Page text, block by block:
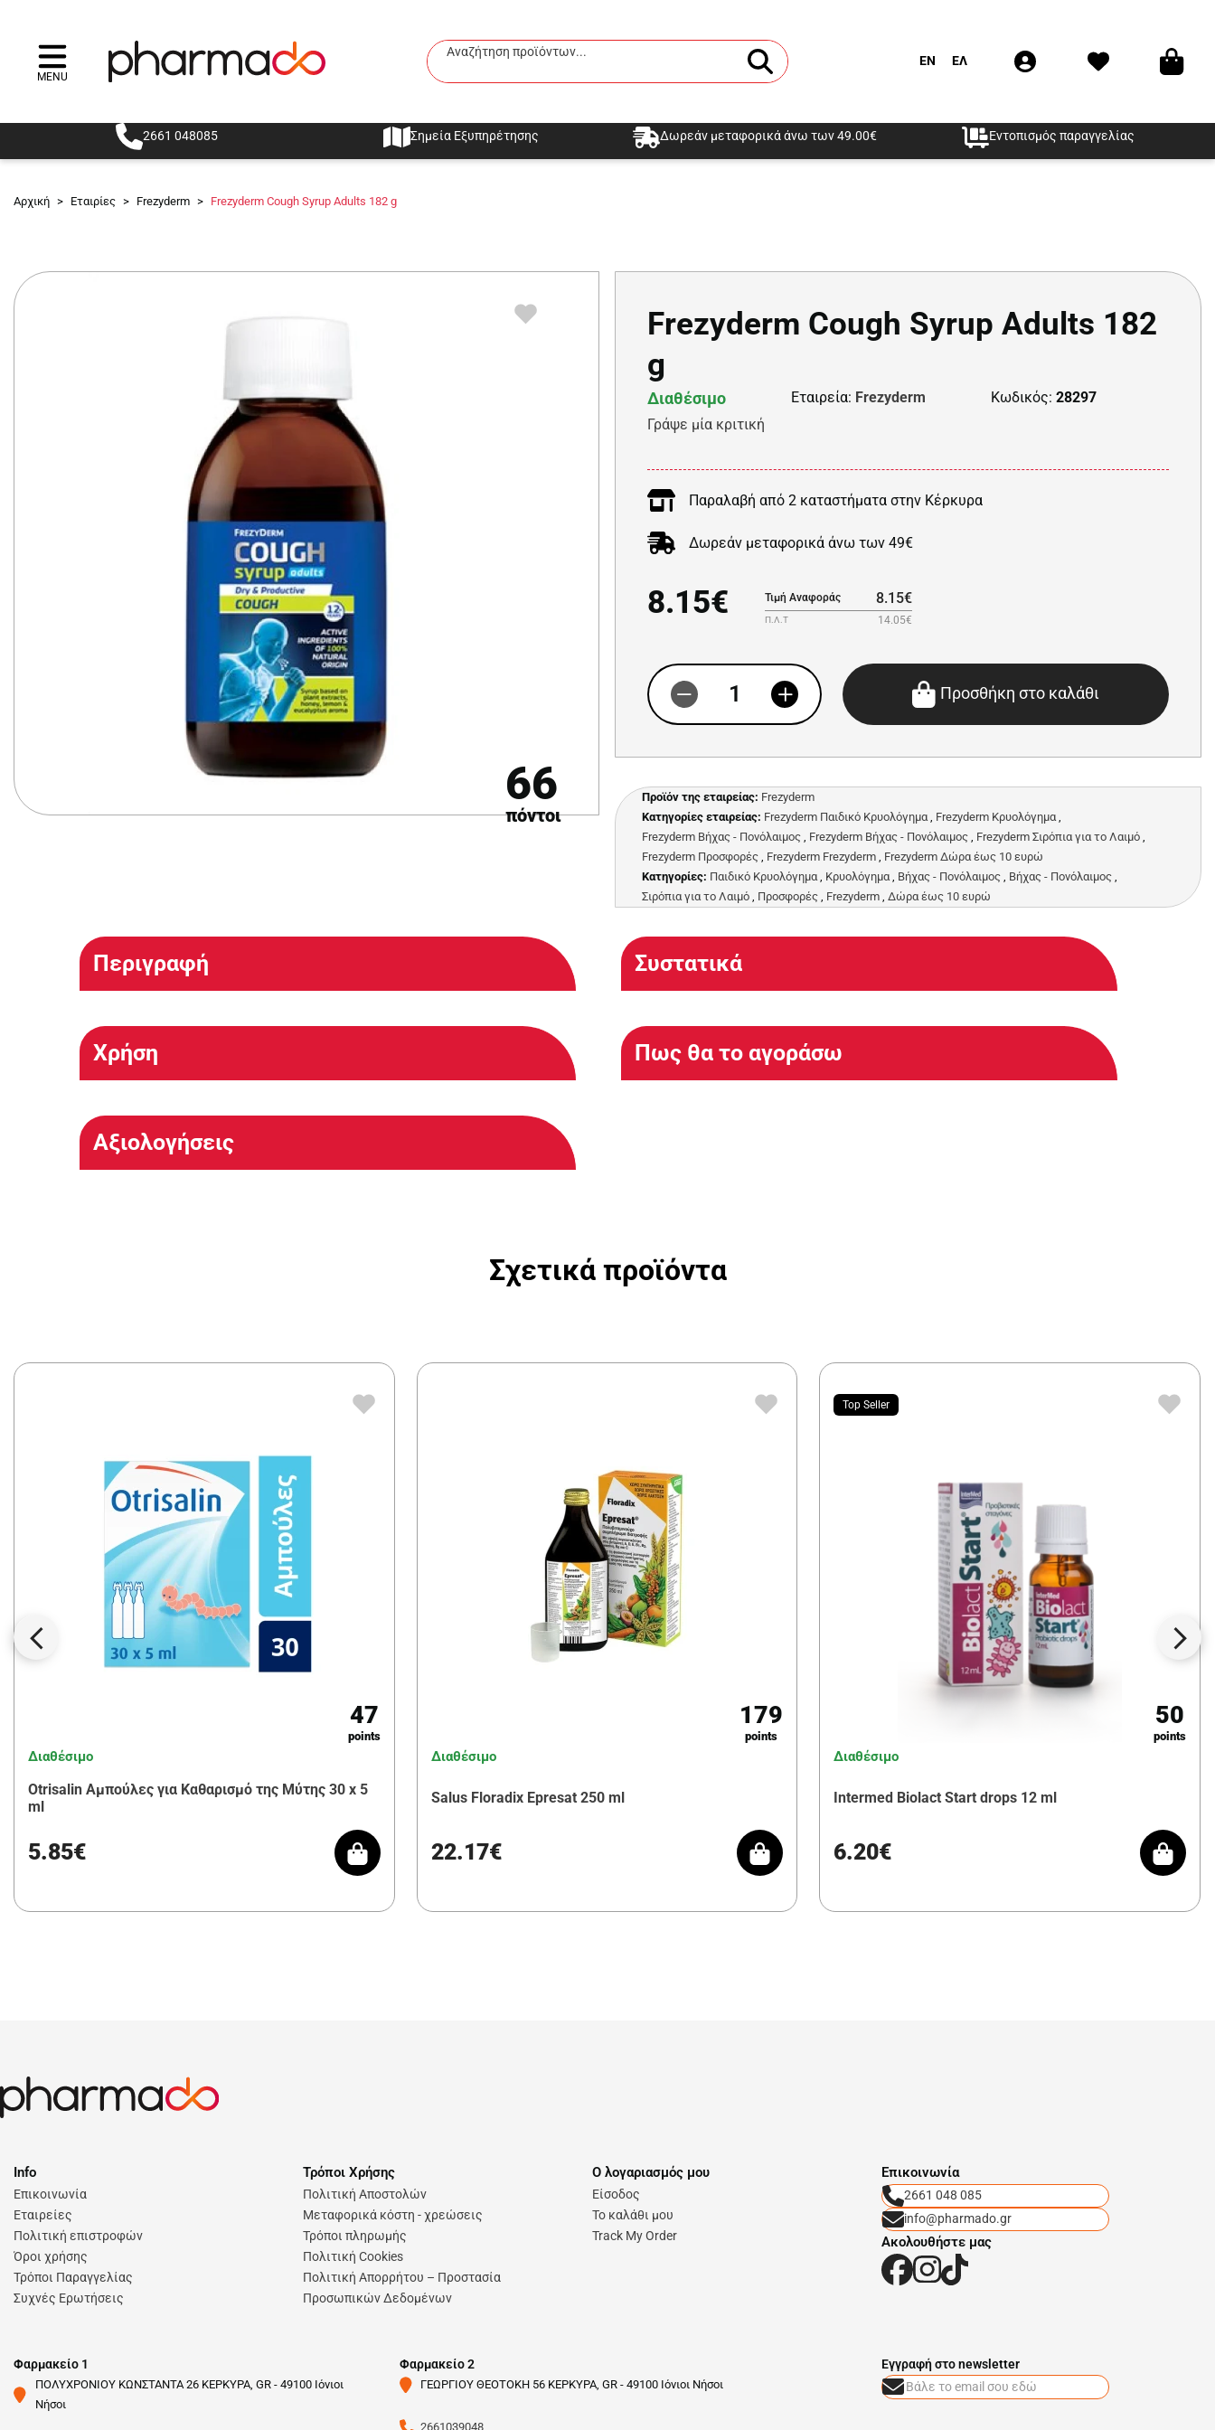
Menu
MENU
Αναζήτηση προϊόντων...
EN ΕΛ
2661 048085 Σημεία Εξυπηρέτησης Δωρεάν μεταφορικά άνω των 49.00€ Εντοπισμός παραγγελίας
Αναζήτηση
Αρχική > Εταιρίες > Frezyderm > Frezyderm Cough Syrup Adults 182 g
66
πόντοι
Frezyderm Cough Syrup Adults 182
g
Διαθέσιμο Εταιρεία: Frezyderm Κωδικός: 28297
Γράψε μία κριτική
Παραλαβή από 2 καταστήματα στην Κέρκυρα
Δωρεάν μεταφορικά άνω των 49€
8.15€ Τιμή Αναφοράς 8.15€
Π.Λ.Τ 14.05€
Προσθήκη στο καλάθι
Προϊόν της εταιρείας: Frezyderm
Κατηγορίες εταιρείας: Frezyderm Παιδικό Κρυολόγημα, Frezyderm Κρυολόγημα,
Frezyderm Βήχας - Πονόλαιμος, Frezyderm Βήχας - Πονόλαιμος, Frezyderm Σιρόπια για το Λαιμό,
Frezyderm Προσφορές, Frezyderm Frezyderm, Frezyderm Δώρα έως 10 ευρώ
Κατηγορίες: Παιδικό Κρυολόγημα, Κρυολόγημα, Βήχας - Πονόλαιμος, Βήχας - Πονόλαιμος,
Σιρόπια για το Λαιμό, Προσφορές, Frezyderm, Δώρα έως 10 ευρώ
Περιγραφή Συστατικά
Χρήση Πως θα το αγοράσω
Αξιολογήσεις
Σχετικά προϊόντα
47
points
Διαθέσιμο
Otrisalin Αμπούλες για Καθαρισμό της Μύτης 30 x 5
ml
5.85€
179
points
Διαθέσιμο
Salus Floradix Epresat 250 ml
22.17€
Top Seller
50
points
Διαθέσιμο
Intermed Biolact Start drops 12 ml
6.20€
Info
Επικοινωνία
Εταιρείες
Πολιτική επιστροφών
Όροι χρήσης
Τρόποι Παραγγελίας
Συχνές Ερωτήσεις
Τρόποι Χρήσης
Πολιτική Αποστολών
Μεταφορικά κόστη - χρεώσεις
Τρόποι πληρωμής
Πολιτική Cookies
Πολιτική Απορρήτου – Προστασία
Προσωπικών Δεδομένων
Ο λογαριασμός μου
Είσοδος
Το καλάθι μου
Track My Order
Eπικοινωνία
2661 048 085
info@pharmado.gr
Ακολουθήστε μας
Φαρμακείο 1
ΠΟΛΥΧΡΟΝΙΟΥ ΚΩΝΣΤΑΝΤΑ 26 ΚΕΡΚΥΡΑ, GR - 49100 Ιόνιοι
Νήσοι
Φαρμακείο 2
ΓΕΩΡΓΙΟΥ ΘΕΟΤΟΚΗ 56 ΚΕΡΚΥΡΑ, GR - 49100 Ιόνιοι Νήσοι
2661039048
Eγγραφή στο newsletter